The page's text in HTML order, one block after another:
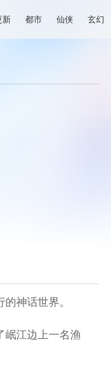
新 都市 仙侠 玄幻
神话世界。
岷江边上一名渔